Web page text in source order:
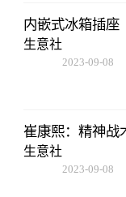
内嵌式冰箱插座
生意社
2023-09-08
崔康熙：精神战
生意社
2023-09-08